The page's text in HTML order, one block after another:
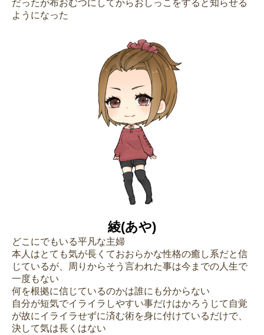
だったが布おむつにしてからおしっこをすると知らせる
ようになった
綾(あや)
どこにでもいる平凡な主婦
本人はとても気が長くておおらかな性格の癒し系だと信
じているが、周りからそう言われた事は今までの人生で
一度もない
何を根拠に信じているのかは誰にも分からない
自分が短気でイライラしやすい事だけはかろうじて自覚
が故にイライラせずに済む術を身に付けているだけで、
決して気は長くはない